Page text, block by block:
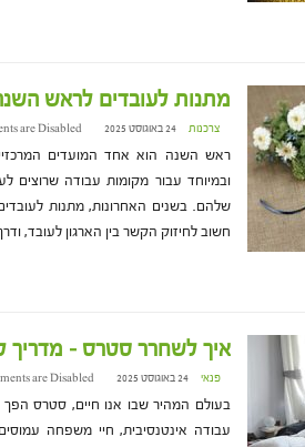
מתנות לעובדים לראש
צרכנות 24 באוגוסט 2025 at 14:15 are Disabled
ראש השנה הוא אחד המועדים
ובמיוחד עבור מקומות עבודה שרוצים
שלהם. בשנים האחרונות, מתנות
חשוב לחיזוק הקשר בין הארגון לעובד,
איך לשחרר סטרס – מדריך
פנאי 24 באוגוסט 2025 at 14:11 are Disabled
בעולם המהיר שבו אנו חיים, סטרס הפך
עבודה אינטנסיבית, חיי משפחה